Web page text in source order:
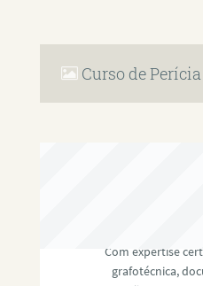
Curso de
Com expertise
grafotécnica,